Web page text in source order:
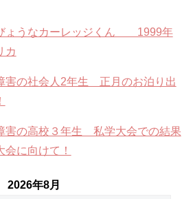
ょうなカーレッジくん 1999年
カ
害の社会人2年生 正月のお泊り出
害の高校３年生 私学大会での結果
会に向けて！
2026年8月